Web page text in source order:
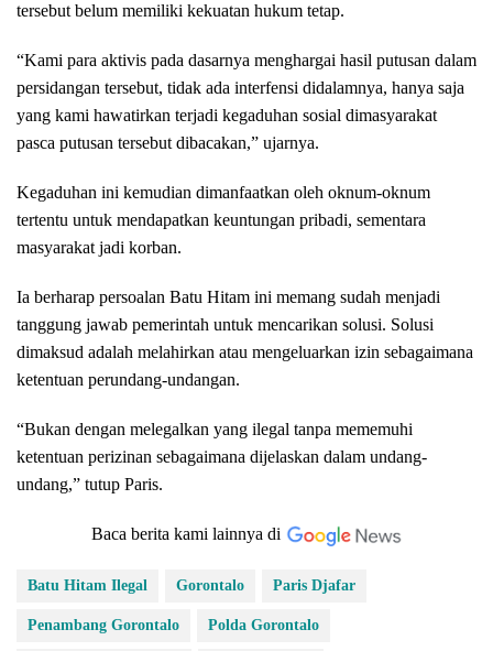
tersebut belum memiliki kekuatan hukum tetap.
“Kami para aktivis pada dasarnya menghargai hasil putusan dalam
persidangan tersebut, tidak ada interfensi didalamnya, hanya saja
yang kami hawatirkan terjadi kegaduhan sosial dimasyarakat
pasca putusan tersebut dibacakan,” ujarnya.
Kegaduhan ini kemudian dimanfaatkan oleh oknum-oknum
tertentu untuk mendapatkan keuntungan pribadi, sementara
masyarakat jadi korban.
Ia berharap persoalan Batu Hitam ini memang sudah menjadi
tanggung jawab pemerintah untuk mencarikan solusi. Solusi
dimaksud adalah melahirkan atau mengeluarkan izin sebagaimana
ketentuan perundang-undangan.
“Bukan dengan melegalkan yang ilegal tanpa mememuhi
ketentuan perizinan sebagaimana dijelaskan dalam undang-
undang,” tutup Paris.
Baca berita kami lainnya di
Batu Hitam Ilegal Gorontalo Paris Djafar
Penambang Gorontalo Polda Gorontalo